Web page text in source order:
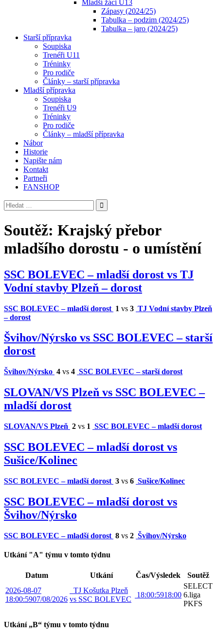
Mladší žáci U13
Zápasy (2024/25)
Tabulka – podzim (2024/25)
Tabulka – jaro (2024/25)
Starší přípravka
Soupiska
Trenéři U11
Tréninky
Pro rodiče
Články – starší přípravka
Mladší přípravka
Soupiska
Trenéři U9
Tréninky
Pro rodiče
Články – mladší přípravka
Nábor
Historie
Napište nám
Kontakt
Partneři
FANSHOP
Vyhledávání
Soutěž: Krajský přebor
mladšího dorostu - o umístění
SSC BOLEVEC – mladší dorost vs TJ
Vodní stavby Plzeň – dorost
SSC BOLEVEC – mladší dorost 1 vs 3 TJ Vodní stavby Plzeň
– dorost
Švihov/Nýrsko vs SSC BOLEVEC – starší
dorost
Švihov/Nýrsko 4 vs 4 SSC BOLEVEC – starší dorost
SLOVAN/VS Plzeň vs SSC BOLEVEC –
mladší dorost
SLOVAN/VS Plzeň 2 vs 1 SSC BOLEVEC – mladší dorost
SSC BOLEVEC – mladší dorost vs
Sušice/Kolinec
SSC BOLEVEC – mladší dorost 3 vs 6 Sušice/Kolinec
SSC BOLEVEC – mladší dorost vs
Švihov/Nýrsko
SSC BOLEVEC – mladší dorost 8 vs 2 Švihov/Nýrsko
Utkání "A" týmu v tomto týdnu
Datum Utkání Čas/Výsledek
Soutěž
2026-08-07
18:00:5907/08/2026
TJ Košutka Plzeň
vs SSC BOLEVEC
18:00:5918:00
SELECT
6.liga
PKFS
Utkání „B“ týmu v tomto týdnu